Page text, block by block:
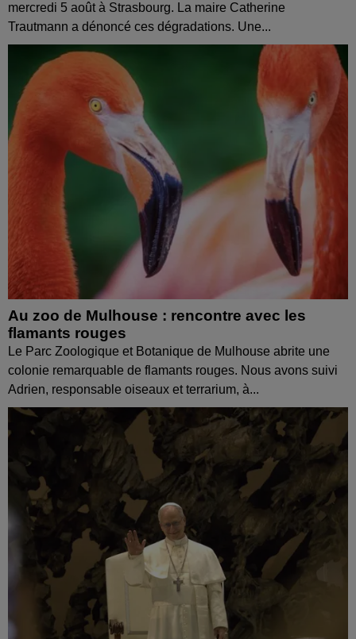
mercredi 5 août à Strasbourg. La maire Catherine
Trautmann a dénoncé ces dégradations. Une...
Au zoo de Mulhouse : rencontre avec les
flamants rouges
Le Parc Zoologique et Botanique de Mulhouse abrite une
colonie remarquable de flamants rouges. Nous avons suivi
Adrien, responsable oiseaux et terrarium, à...